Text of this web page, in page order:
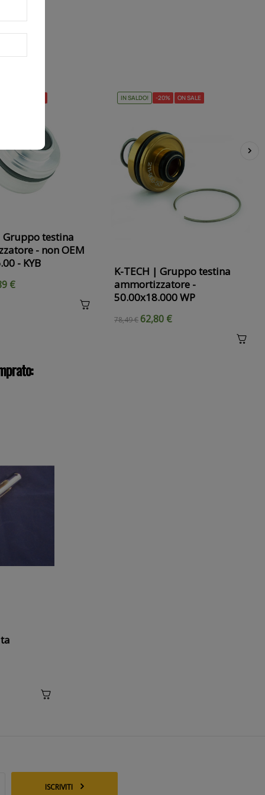
Gruppo testina
- non OEM
- KYB
€
IN SALDO! -20% ON SALE
K-TECH | Gruppo testina
ammortizzatore -
50.00x18.000 WP
78,49 €62,80 €
ISCRIVITI